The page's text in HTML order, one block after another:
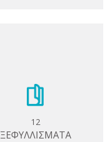
12
ΞΕΦΥΛΛΙΣΜΑΤΑ